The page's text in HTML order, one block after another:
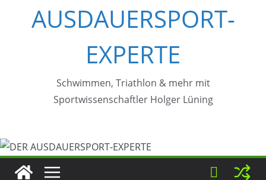
AUSDAUERSPORT-
EXPERTE
Schwimmen, Triathlon & mehr mit
Sportwissenschaftler Holger Lüning